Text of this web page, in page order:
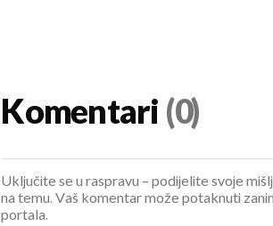
Komentari (0)
Uključite se u raspravu – podijelite svoje
na temu. Vaš komentar može potaknuti
portala.